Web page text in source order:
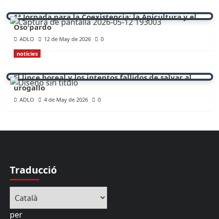
1ª Jornada para la Coexistencia: la Apicultura y el
Oso pardo
ADLO 12 de May de 2026
0
notícies
El lince boreal y los intentos fallidos de salvar al
urogallo
ADLO 4 de May de 2026 0
Traducció
per